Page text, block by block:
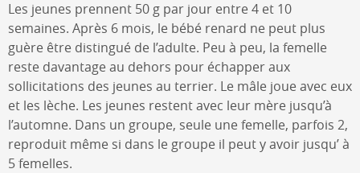
Les jeunes prennent 50 g par jour entre 4 et 10
semaines. Après 6 mois, le bébé renard ne peut plus
guère être distingué de l’adulte. Peu à peu, la femelle
reste davantage au dehors pour échapper aux
sollicitations des jeunes au terrier. Le mâle joue avec eux
et les lèche. Les jeunes restent avec leur mère jusqu’à
l’automne. Dans un groupe, seule une femelle, parfois 2,
reproduit même si dans le groupe il peut y avoir jusqu’ à
5 femelles.